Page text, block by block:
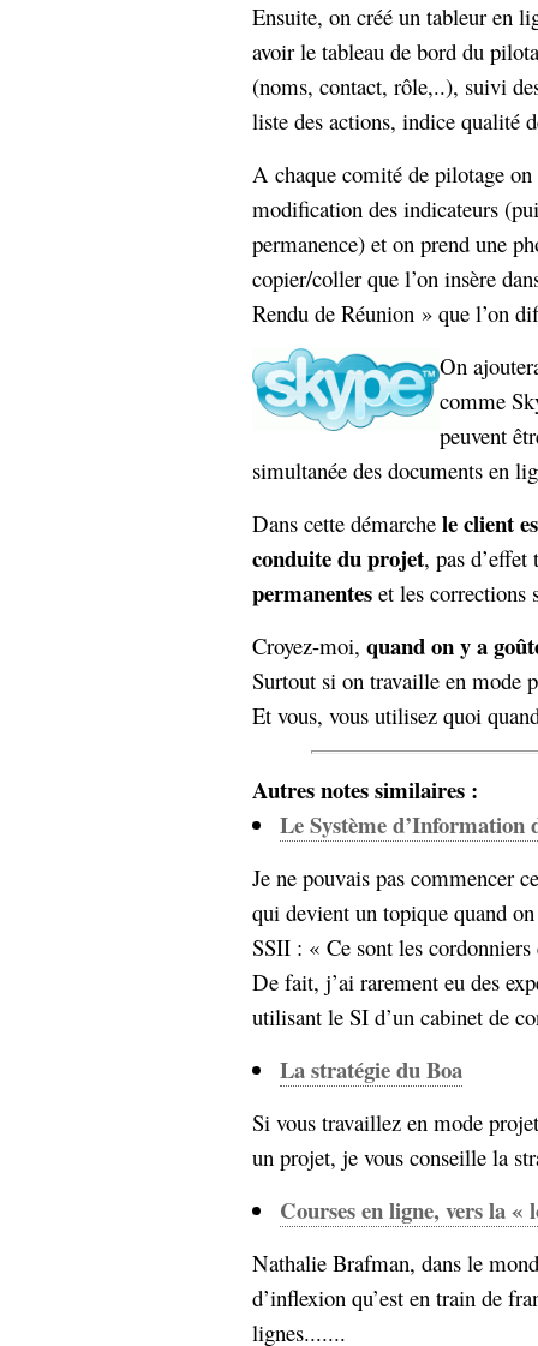
Ensuite, on créé un tableur en
avoir le tableau de bord du
(noms, contact, rôle,..), suivi
liste des actions, indice qualité
A chaque comité de pilotage
modification des indicateurs
permanence) et on prend une
copier/coller que l’on insère
Rendu de Réunion » que l’on
On
comme
peuvent
simultanée des documents en
Dans cette démarche le client
conduite du projet, pas
permanentes et les corrections
Croyez-moi, quand on y a
Surtout si on travaille en mode
Et vous, vous utilisez quoi
Autres notes similaires :
Le Système d’Information
Je ne pouvais pas commencer
qui devient un topique quand
SSII : « Ce sont les
De fait, j’ai rarement eu des
utilisant le SI d’un cabinet de
La stratégie du Boa
Si vous travaillez en mode
un projet, je vous conseille la
Courses en ligne, vers la
Nathalie Brafman, dans le
d’inflexion qu’est en train de
lignes.......